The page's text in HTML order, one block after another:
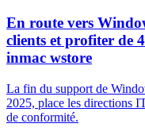
En route vers
clients et profiter de
inmac wstore
La fin du support de
2025, place les directions
de conformité.